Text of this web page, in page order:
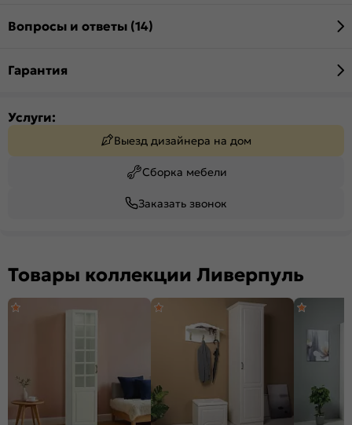
Вопросы и ответы (14)
Гарантия
Услуги:
Выезд дизайнера на дом
Сборка мебели
Заказать звонок
Товары коллекции Ливерпуль